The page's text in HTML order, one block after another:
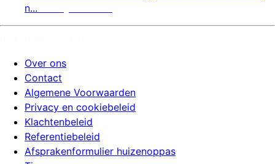
n...
Over ons
Contact
Algemene Voorwaarden
Privacy en cookiebeleid
Klachtenbeleid
Referentiebeleid
Afsprakenformulier huizenoppas